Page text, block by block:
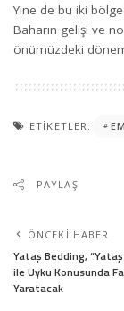
Yine de bu iki
Baharın gelişi ve
önümüzdeki
ETIKETLER:
PAYLAŞ
ÖNCEKI HABER
Yataş Bedding,
ile Uyku Konusunda
Yaratacak